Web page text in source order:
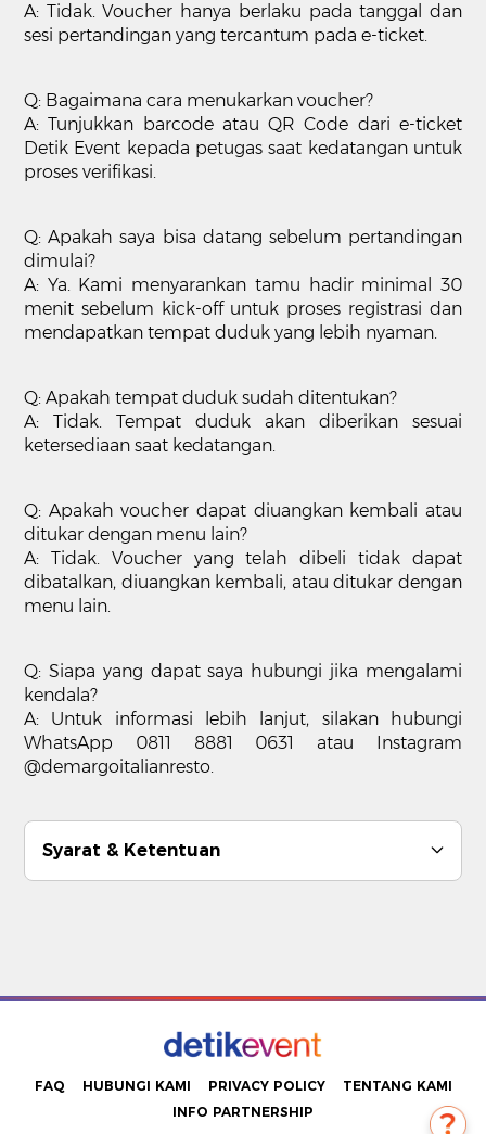
A: Tidak. Voucher hanya berlaku pada tanggal dan
sesi pertandingan yang tercantum pada e-ticket.
Q: Bagaimana cara menukarkan voucher?
A: Tunjukkan barcode atau QR Code dari e-ticket
Detik Event kepada petugas saat kedatangan untuk
proses verifikasi.
Q: Apakah saya bisa datang sebelum pertandingan
dimulai?
A: Ya. Kami menyarankan tamu hadir minimal 30
menit sebelum kick-off untuk proses registrasi dan
mendapatkan tempat duduk yang lebih nyaman.
Q: Apakah tempat duduk sudah ditentukan?
A: Tidak. Tempat duduk akan diberikan sesuai
ketersediaan saat kedatangan.
Q: Apakah voucher dapat diuangkan kembali atau
ditukar dengan menu lain?
A: Tidak. Voucher yang telah dibeli tidak dapat
dibatalkan, diuangkan kembali, atau ditukar dengan
menu lain.
Q: Siapa yang dapat saya hubungi jika mengalami
kendala?
A: Untuk informasi lebih lanjut, silakan hubungi
WhatsApp 0811 8881 0631 atau Instagram
@demargoitalianresto.
Syarat & Ketentuan
FAQ HUBUNGI KAMI PRIVACY POLICY
TENTANG KAMI
INFO PARTNERSHIP